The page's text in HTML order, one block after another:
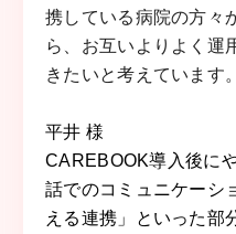
携している病院の方々
ら、お互いよりよく運
きたいと考えています。
平井 様
CAREBOOK導入後に
話でのコミュニケーシ
える連携」といった部